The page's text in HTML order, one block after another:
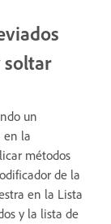
soltar
un
en la
métodos
de la
en la Lista
y la lista de